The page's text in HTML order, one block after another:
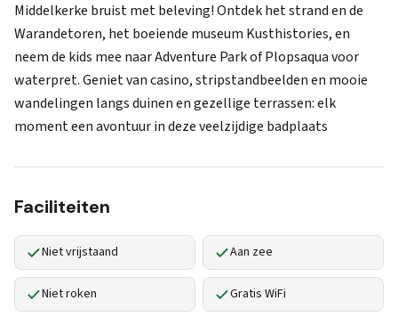
Middelkerke bruist met beleving! Ontdek het strand en de
Warandetoren, het boeiende museum Kusthistories, en
neem de kids mee naar Adventure Park of Plopsaqua voor
waterpret. Geniet van casino, stripstandbeelden en mooie
wandelingen langs duinen en gezellige terrassen: elk
moment een avontuur in deze veelzijdige badplaats
Faciliteiten
Niet vrijstaand Aan zee
Niet roken Gratis WiFi